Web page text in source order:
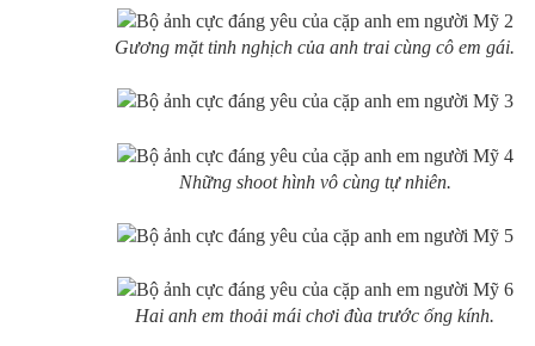
Gương mặt tinh nghịch của anh trai cùng cô em gái.
Những shoot hình vô cùng tự nhiên.
Hai anh em thoải mái chơi đùa trước ống kính.